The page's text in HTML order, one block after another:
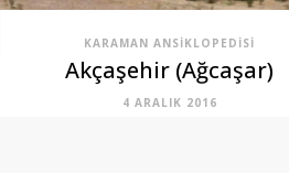
KARAMAN ANSIKLOPEDISI
Akçaşehir (Ağcaşar)
4 ARALIK 2016